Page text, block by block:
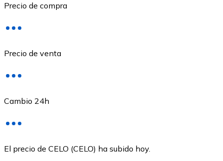
ETH
USDC
Precio de compra
Precio de venta
Cambio 24h
El precio de CELO (CELO) ha subido hoy.